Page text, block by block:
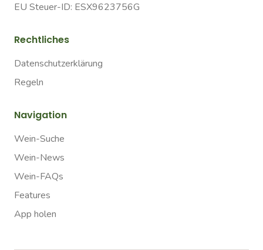
EU Steuer-ID: ESX9623756G
Rechtliches
Datenschutzerklärung
Regeln
Navigation
Wein-Suche
Wein-News
Wein-FAQs
Features
App holen